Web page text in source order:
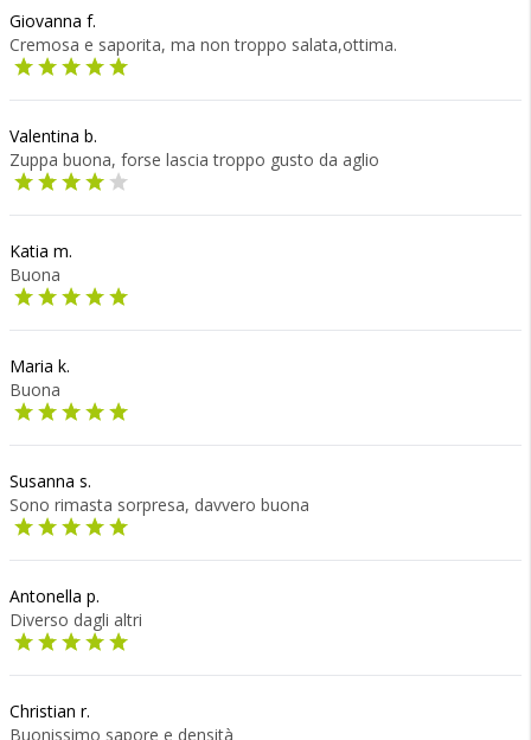
Giovanna f.
Cremosa e saporita, ma non troppo salata,ottima.
Valentina b.
Zuppa buona, forse lascia troppo gusto da aglio
Katia m.
Buona
Maria k.
Buona
Susanna s.
Sono rimasta sorpresa, davvero buona
Antonella p.
Diverso dagli altri
Christian r.
Buonissimo sapore e densità